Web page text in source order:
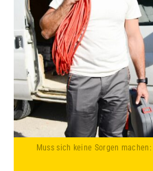
Muss sich keine Sorgen